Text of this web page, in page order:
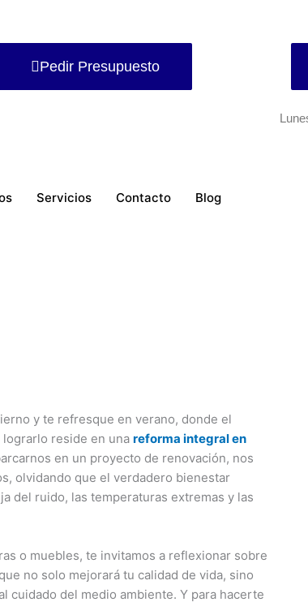
Pedir Presupuesto
Servicios Contacto Blog
y te refresque en verano, donde el
reside en una reforma integral en
en un proyecto de renovación, nos
olvidando que el verdadero bienestar
del ruido, las temperaturas extremas y las
o muebles, te invitamos a reflexionar sobre
no solo mejorará tu calidad de vida, sino
cuidado del medio ambiente. Y para hacerte